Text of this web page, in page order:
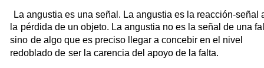
La angustia es una señal. La angustia es la reacción-señal
la pérdida de un objeto. La angustia no es la señal de una
sino de algo que es preciso llegar a concebir en el nivel
redoblado de ser la carencia del apoyo de la falta.